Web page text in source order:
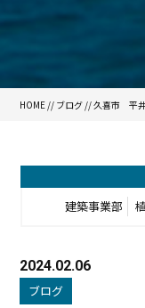
HOME // ブログ // 久喜市 平
建築事業部
2024.02.06
ブログ